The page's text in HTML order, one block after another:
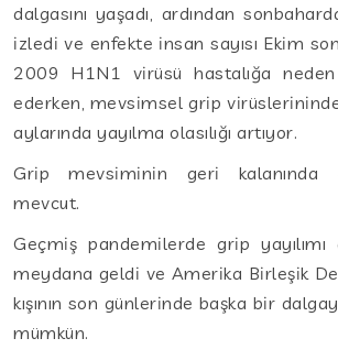
dalgasını yaşadı, ardından
izledi ve enfekte insan sayısı Ekim
2009 H1N1 virüsü hastalığa
ederken, mevsimsel grip
aylarında yayılma olasılığı artıyor.
Grip mevsiminin geri kalanında
mevcut.
Geçmiş pandemilerde grip
meydana geldi ve Amerika Birleşik
kışının son günlerinde başka bir
mümkün.